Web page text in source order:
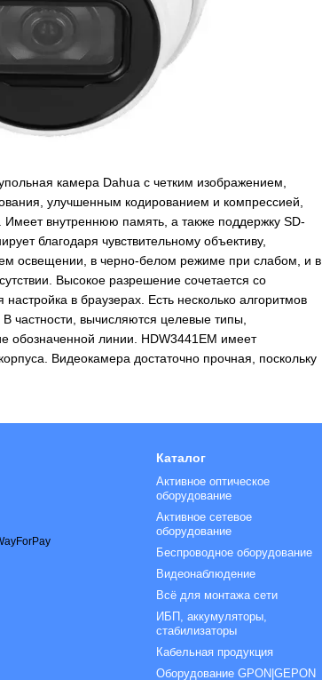
камера Dahua с четким изображением,
улучшенным кодированием и компрессией,
внутреннюю память, а также поддержку SD-
благодаря чувствительному объективу,
освещении, в черно-белом режиме при слабом, и в
Высокое разрешение сочетается со
в браузерах. Есть несколько алгоритмов
частности, вычисляются целевые типы,
обозначенной линии. HDW3441EM имеет
Видеокамера достаточно прочная, поскольку
Каталог
Активное оптическое
оборудование
Активное сетевое
оборудование
Беспроводное оборудование
Видеонаблюдение
Всё для монтажа сети
ИБП, аккумуляторы,
стабилизаторы
Кабельная продукция
Оборудование GPON|GEPON